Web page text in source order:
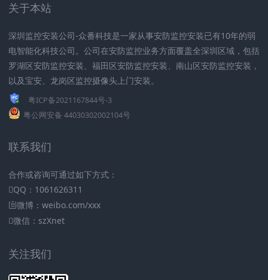
关于本站
深圳监控安装公司-众番科技是一家从事安防监控安装已有10年的弱
电智能化科技公司。公司在安防监控业务方面覆盖全深圳区域，包括
罗湖区安防监控安装、福田区安防监控安装、南山区安防监控安装，
以及宝安、龙岗区监控摄像头上门安装。
粤ICP备2021167844号-3
粤公网安备 44030302002104号
联系我们
合作或咨询可通过如下方式：
QQ：1061626311
微博：weibo.com/xxx
微信：szXnet
关注我们